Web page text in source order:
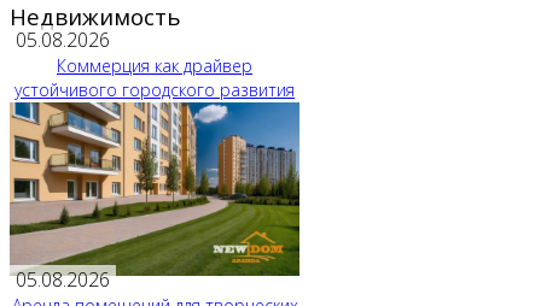
Недвижимость
05.08.2026
Коммерция как драйвер
устойчивого городского развития
05.08.2026